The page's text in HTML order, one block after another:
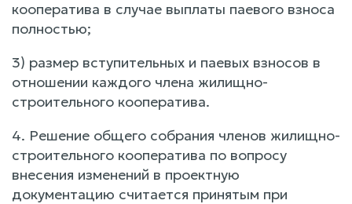
кооператива в случае выплаты паевого взноса
полностью;
3) размер вступительных и паевых взносов в
отношении каждого члена жилищно-
строительного кооператива.
4. Решение общего собрания членов жилищно-
строительного кооператива по вопросу
внесения изменений в проектную
документацию считается принятым при